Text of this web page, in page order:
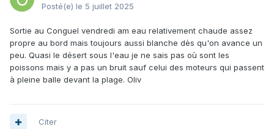
Posté(e) le 5 juillet 2025
Sortie au Conguel vendredi am eau relativement chaude assez
propre au bord mais toujours aussi blanche dès qu'on avance un
peu. Quasi le désert sous l'eau je ne sais pas où sont les
poissons mais y a pas un bruit sauf celui des moteurs qui passent
à pleine balle devant la plage. Oliv
Citer